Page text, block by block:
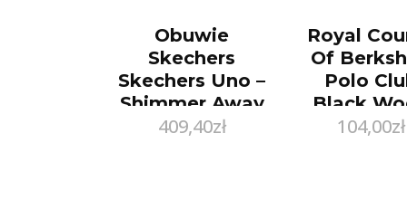
Obuwie
Skechers
Skechers Uno –
Shimmer Away
409,40zł
Royal
Of
Polo
Black
Toaletowa
104,00zł